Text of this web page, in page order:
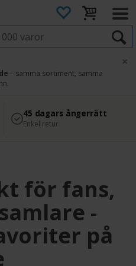
– samma sortiment, samma
×
Säker betalning
med Svea
45 dagars ångerrätt
Enkel retur
för fans,
-
på